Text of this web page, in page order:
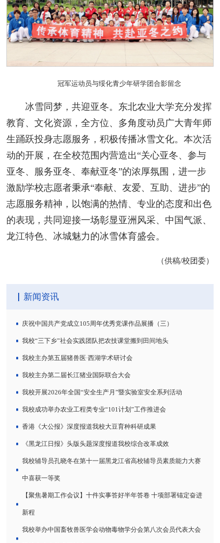
冠军运动员与绥化青少年研学团合影留念
冰雪同梦，共迎亚冬。东北农业大学充分发挥
教育、文化资源，全方位、多角度动员广大青年师
生踊跃投身志愿服务，积极传播冰雪文化。本次活
动的开展，在全校范围内营造出“关心亚冬、参与
亚冬、服务亚冬、奉献亚冬”的浓厚氛围，进一步
激励学校志愿者秉承“奉献、友爱、互助、进步”的
志愿服务精神，以饱满的热情、专业的态度和出色
的表现，共同迎接一场彰显亚洲风采、中国气派、
龙江特色、冰城魅力的冰雪体育盛会。
（供稿/校团委）
新闻资讯
庆祝中国共产党成立105周年优秀党课作品展播（三）
我校“三下乡”社会实践团队把农技课堂搬到田间地头
我校主办第五届猪兽医·西湖学术研讨会
我校主办第二届长江猪业国际联合大会
我校开展2026年全国“安全生产月”暨实验室安全系列活动
我校成功举办农业工程类专业“101计划”工作推进会
香港《大公报》深度报道我校大豆育种科研成果
《黑龙江日报》头版头题深度报道我校综合改革成效
我校辅导员孔晓冬在第十一届黑龙江省高校辅导员素质能力大赛
中喜获一等奖
【聚焦暑期工作会议】十件实事答好半年答卷 十项部署锚定奋进
新程
我校举办中国畜牧兽医学会动物毒物学分会第八次会员代表大会